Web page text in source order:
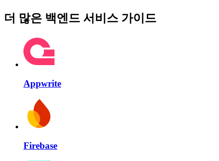
더 많은 백엔드 서비스 가이드
Appwrite
Firebase